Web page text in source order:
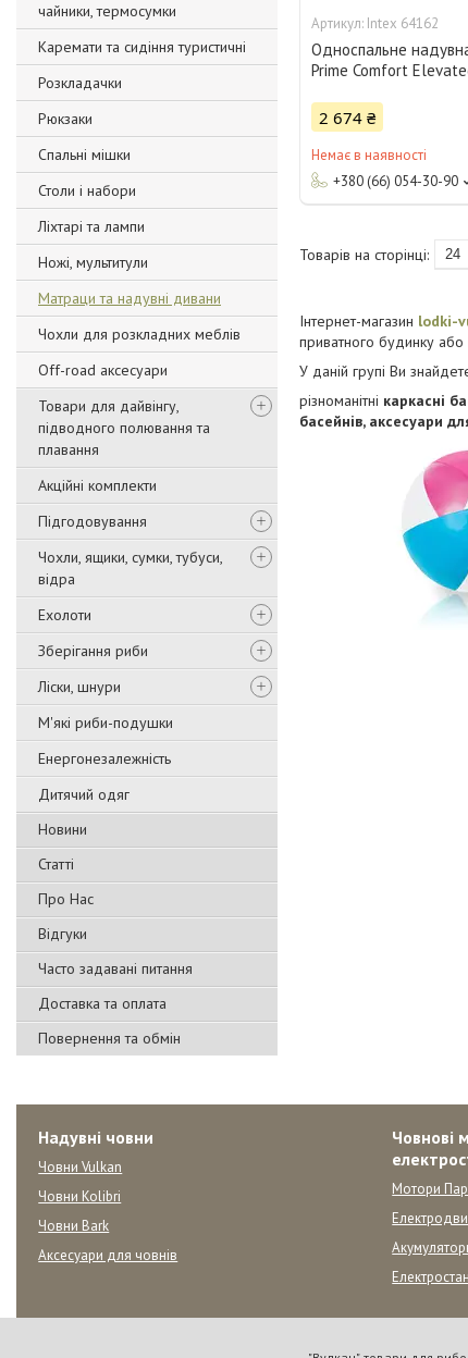
чайники, термосумки
Каремати та сидіння туристичні
Розкладачки
Рюкзаки
Спальні мішки
Столи і набори
Ліхтарі та лампи
Ножі, мультитули
Матраци та надувні дивани
Чохли для розкладних меблів
Off-road аксесуари
Товари для дайвінгу,
підводного полювання та
плавання
Акційні комплекти
Підгодовування
Чохли, ящики, сумки, тубуси,
відра
Ехолоти
Зберігання риби
Ліски, шнури
М'які риби-подушки
Енергонезалежність
Дитячий одяг
Новини
Статті
Про Нас
Відгуки
Часто задавані питання
Доставка та оплата
Повернення та обмін
Intex 64162
Односпальне
Prime Comfort
2 674 ₴
Немає в наявності
+380 (66) 054-30-90
Інтернет-магазин lodki-
приватного будинку або
У даній групі Ви
різноманітні каркасні
басейнів, аксесуари
Надувні човни
Човни Vulkan
Човни Kolibri
Човни Bark
Аксесуари для човнів
Човнові
Мотори